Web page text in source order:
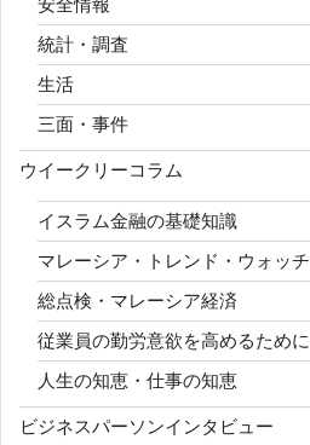
安全情報
統計・調査
生活
三面・事件
ウイークリーコラム
イスラム金融の基礎知識
マレーシア・トレンド・ウォッチ
総点検・マレーシア経済
従業員の勤労意欲を高めるために
人生の知恵・仕事の知恵
ビジネスパーソンインタビュー